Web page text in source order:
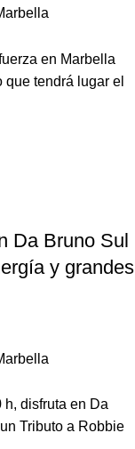
en Marbella
tendrá lugar el
Da Bruno Sul
y grandes
h, disfruta en Da
Tributo a Robbie